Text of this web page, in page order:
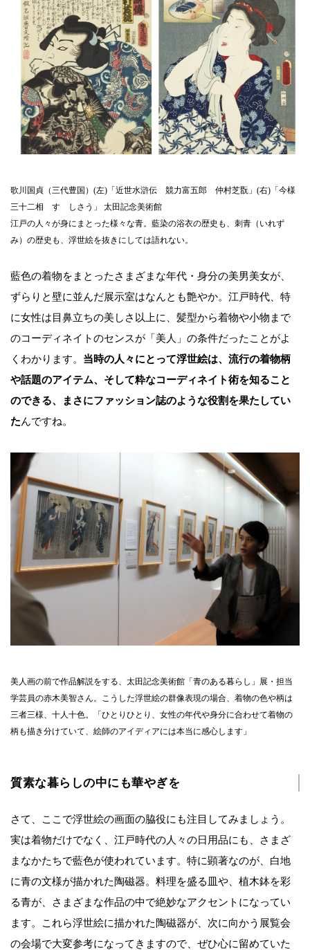
歌川国貞（三代豊国）(左)「近世水滸伝 競力富五郎 仲村芝翫」(右)「今様
三十二相 すゞしさう」 太田記念美術館
江戸の人々が身にまとった様々な青。藍染の浴衣の歴史も、刺青（いれず
み）の歴史も、浮世絵を抜きにしては語れない。
藍色の着物をまとったさまざまな年代・身分の美男美女が、
ずらりと壁に並んだ展示室はなんとも艶やか。江戸時代、特
に女性は目鼻立ちの美しさ以上に、髪型から着物や小物まで
のコーディネイトのセンスが「美人」の条件だったことがよ
くわかります。 当時の人々にとって浮世絵は、流行の着物柄
や話題のアイテム、そして粋なコーディネイト術を知ること
のできる、まさにファッション誌のような役割を果たしてい
たんですね。
美人画の前で作品解説をする、太田記念美術館「青のある暮らし」展・担当
学芸員の赤木美智さん。こうした浮世絵の群像表現の場合、着物の色や柄は
三者三様、十人十色。「ひとりひとり、女性の年代や身分に合わせて着物の
柄も描き分けていて、絵師のアイディアには本当に感心します」
質素な暮らしの中にも華やぎを
さて、ここで浮世絵の画面の脇役にも注目してみましょう。
実は着物だけでなく、江戸時代の人々の日用品にも、さまざ
まなかたちで藍色が使われています。特に顕著なのが、白地
に青の文様が描かれた陶磁器。料理を盛る皿や、植木鉢を彩
る青が、さまざまな作品の中で絶妙なアクセントになってい
ます。これら浮世絵に描かれた陶磁器が、次に向かう展覧会
の会場で大変参考になってきますので、ぜひ心に留めていた